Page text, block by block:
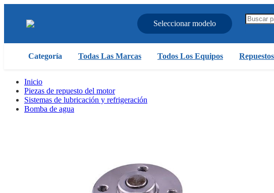
Seleccionar modelo
Categoría Todas Las Marcas Todos Los Equipos
Inicio
Piezas de repuesto del motor
Sistemas de lubricación y refrigeración
Bomba de agua